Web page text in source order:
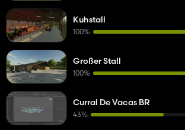
Kuhstall
100%
Großer Stall
100%
Curral De Vacas BR
43%